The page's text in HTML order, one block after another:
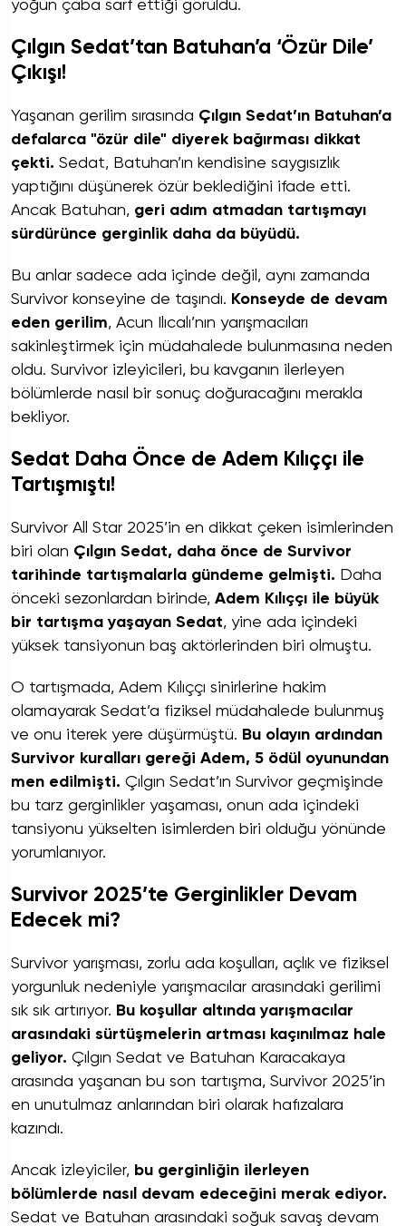
yoğun çaba sarf ettiği görüldü.
Çılgın Sedat’tan Batuhan’a ‘Özür Dile’
Çıkışı!
Yaşanan gerilim sırasında Çılgın Sedat’ın Batuhan’a
defalarca "özür dile" diyerek bağırması dikkat
çekti. Sedat, Batuhan’ın kendisine saygısızlık
yaptığını düşünerek özür beklediğini ifade etti.
Ancak Batuhan, geri adım atmadan tartışmayı
sürdürünce gerginlik daha da büyüdü.
Bu anlar sadece ada içinde değil, aynı zamanda
Survivor konseyine de taşındı. Konseyde de devam
eden gerilim, Acun Ilıcalı’nın yarışmacıları
sakinleştirmek için müdahalede bulunmasına neden
oldu. Survivor izleyicileri, bu kavganın ilerleyen
bölümlerde nasıl bir sonuç doğuracağını merakla
bekliyor.
Sedat Daha Önce de Adem Kılıççı ile
Tartışmıştı!
Survivor All Star 2025’in en dikkat çeken isimlerinden
biri olan Çılgın Sedat, daha önce de Survivor
tarihinde tartışmalarla gündeme gelmişti. Daha
önceki sezonlardan birinde, Adem Kılıççı ile büyük
bir tartışma yaşayan Sedat, yine ada içindeki
yüksek tansiyonun baş aktörlerinden biri olmuştu.
O tartışmada, Adem Kılıççı sinirlerine hakim
olamayarak Sedat’a fiziksel müdahalede bulunmuş
ve onu iterek yere düşürmüştü. Bu olayın ardından
Survivor kuralları gereği Adem, 5 ödül oyunundan
men edilmişti. Çılgın Sedat’ın Survivor geçmişinde
bu tarz gerginlikler yaşaması, onun ada içindeki
tansiyonu yükselten isimlerden biri olduğu yönünde
yorumlanıyor.
Survivor 2025’te Gerginlikler Devam
Edecek mi?
Survivor yarışması, zorlu ada koşulları, açlık ve fiziksel
yorgunluk nedeniyle yarışmacılar arasındaki gerilimi
sık sık artırıyor. Bu koşullar altında yarışmacılar
arasındaki sürtüşmelerin artması kaçınılmaz hale
geliyor. Çılgın Sedat ve Batuhan Karacakaya
arasında yaşanan bu son tartışma, Survivor 2025’in
en unutulmaz anlarından biri olarak hafızalara
kazındı.
Ancak izleyiciler, bu gerginliğin ilerleyen
bölümlerde nasıl devam edeceğini merak ediyor.
Sedat ve Batuhan arasındaki soğuk savaş devam